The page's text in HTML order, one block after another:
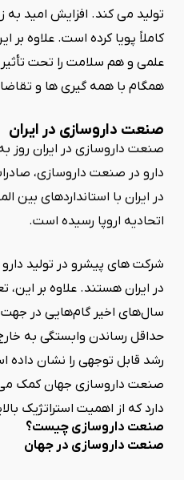
تولید می کند. افزایش امید
کاملاً پویا کرده است. علاوه
علمی و هم سلامت را تحت تأثیر
همگام با همه گیری ها و
صنعت داروسازی در ایران
صنعت داروسازی در ایران روز
دارو در صنعت داروسازی،
در ایران با استانداردهای
اتحادیه اروپا رسیده است.
شرکت های پیشرو در تولید
در ایران هستند. علاوه بر این،
سال‌های اخیر گام‌هایی در جهت
حداقل رساندن وابستگی به
رشد قابل توجهی را نشان داده
صنعت داروسازی جهان کمک می
دارد که از اهمیت استراتژیک
صنعت داروسازی چیست؟
صنعت داروسازی در جهان